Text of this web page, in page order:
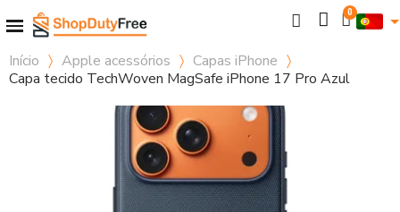
Início Apple acessórios
Capas iPhone
Capa tecido TechWoven MagSafe iPhone 17 Pro Azul